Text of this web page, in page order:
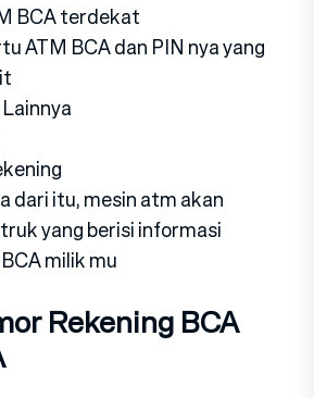
BCA terdekat
ATM BCA dan PIN nya yang
dari itu, mesin atm akan
yang berisi informasi
milik mu
Rekening BCA